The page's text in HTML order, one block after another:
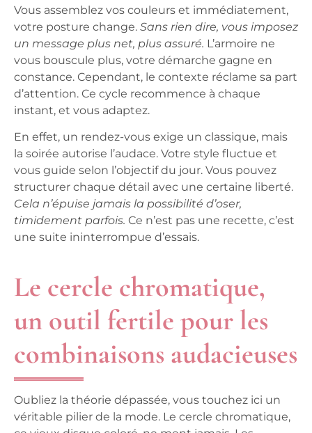
Vous assemblez vos couleurs et immédiatement,
votre posture change. Sans rien dire, vous imposez
un message plus net, plus assuré. L’armoire ne
vous bouscule plus, votre démarche gagne en
constance. Cependant, le contexte réclame sa part
d’attention. Ce cycle recommence à chaque
instant, et vous adaptez.
En effet, un rendez-vous exige un classique, mais
la soirée autorise l’audace. Votre style fluctue et
vous guide selon l’objectif du jour. Vous pouvez
structurer chaque détail avec une certaine liberté.
Cela n’épuise jamais la possibilité d’oser,
timidement parfois. Ce n’est pas une recette, c’est
une suite ininterrompue d’essais.
Le cercle chromatique,
un outil fertile pour les
combinaisons audacieuses
Oubliez la théorie dépassée, vous touchez ici un
véritable pilier de la mode. Le cercle chromatique,